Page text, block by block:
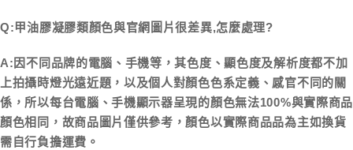
Q:甲油膠凝膠類顏色與官網圖片很差異,怎麼處理?
A:因不同品牌的電腦、手機等，其色度、顯色度及解析度都不加
上拍攝時燈光遠近題，以及個人對顏色色系定義、感官不同的關
係，所以每台電腦、手機顯示器呈現的顏色無法100%與實際商品
顏色相同，故商品圖片僅供參考，顏色以實際商品品為主如換貨
需自行負擔運費。